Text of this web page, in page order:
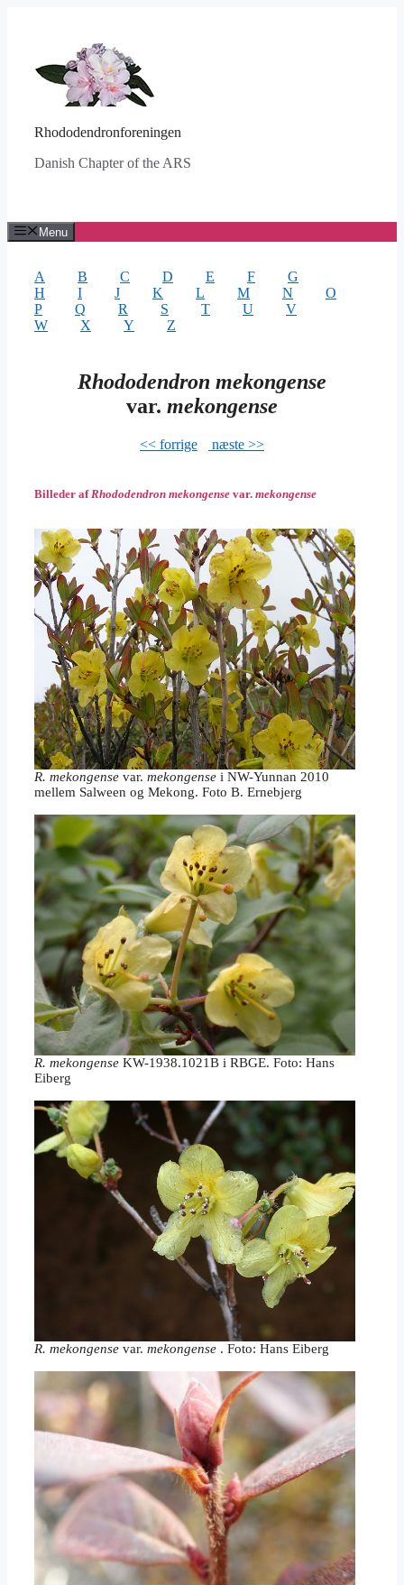
Rhododendronforeningen
Danish Chapter of the ARS
Menu
A B C D E F
G
H
I J K L M N
O
P
Q R S T U
V
W
X Y Z
Rhododendron mekongense
var. mekongense
˂˂ forrige næste ˃˃
Billeder afRhododendron mekongense var. mekongense
R. mekongense var. mekongense i NW-Yunnan 2010
mellem Salween og Mekong. Foto B. Ernebjerg
R. mekongense KW-1938.1021B i RBGE. Foto: Hans
Eiberg
R. mekongense var. mekongense . Foto: Hans Eiberg